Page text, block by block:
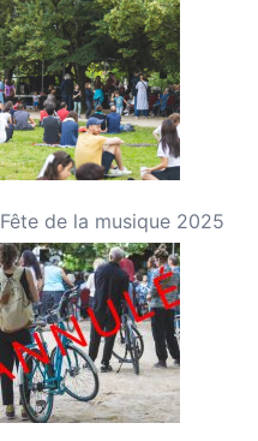
Fête de la musique 2025